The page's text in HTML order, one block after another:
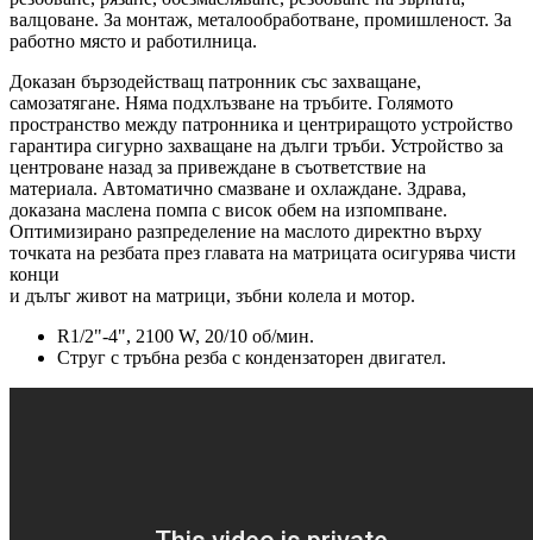
валцоване. За монтаж, металообработване, промишленост. За
работно място и работилница.
Доказан бързодействащ патронник със захващане,
самозатягане. Няма подхлъзване на тръбите. Голямото
пространство между патронника и центриращото устройство
гарантира сигурно захващане на дълги тръби. Устройство за
центроване назад за привеждане в съответствие на
материала. Автоматично смазване и охлаждане. Здрава,
доказана маслена помпа с висок обем на изпомпване.
Оптимизирано разпределение на маслото директно върху
точката на резбата през главата на матрицата осигурява чисти
конци
и дълъг живот на матрици, зъбни колела и мотор.
R1/2"-4", 2100 W, 20/10 об/мин.
Струг с тръбна резба с кондензаторен двигател.